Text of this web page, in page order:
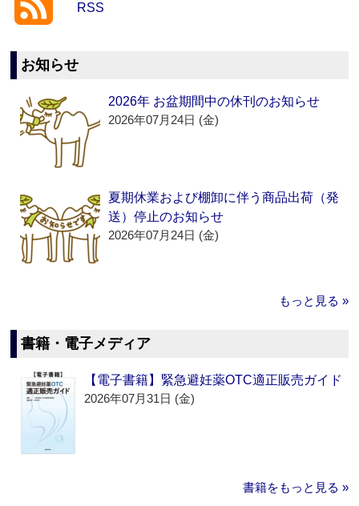
RSS
お知らせ
2026年 お盆期間中の休刊のお知らせ
2026年07月24日 (金)
夏期休業および棚卸に伴う商品出荷（発
送）停止のお知らせ
2026年07月24日 (金)
もっと見る »
書籍・電子メディア
【電子書籍】緊急避妊薬OTC適正販売ガイド
2026年07月31日 (金)
書籍をもっと見る »